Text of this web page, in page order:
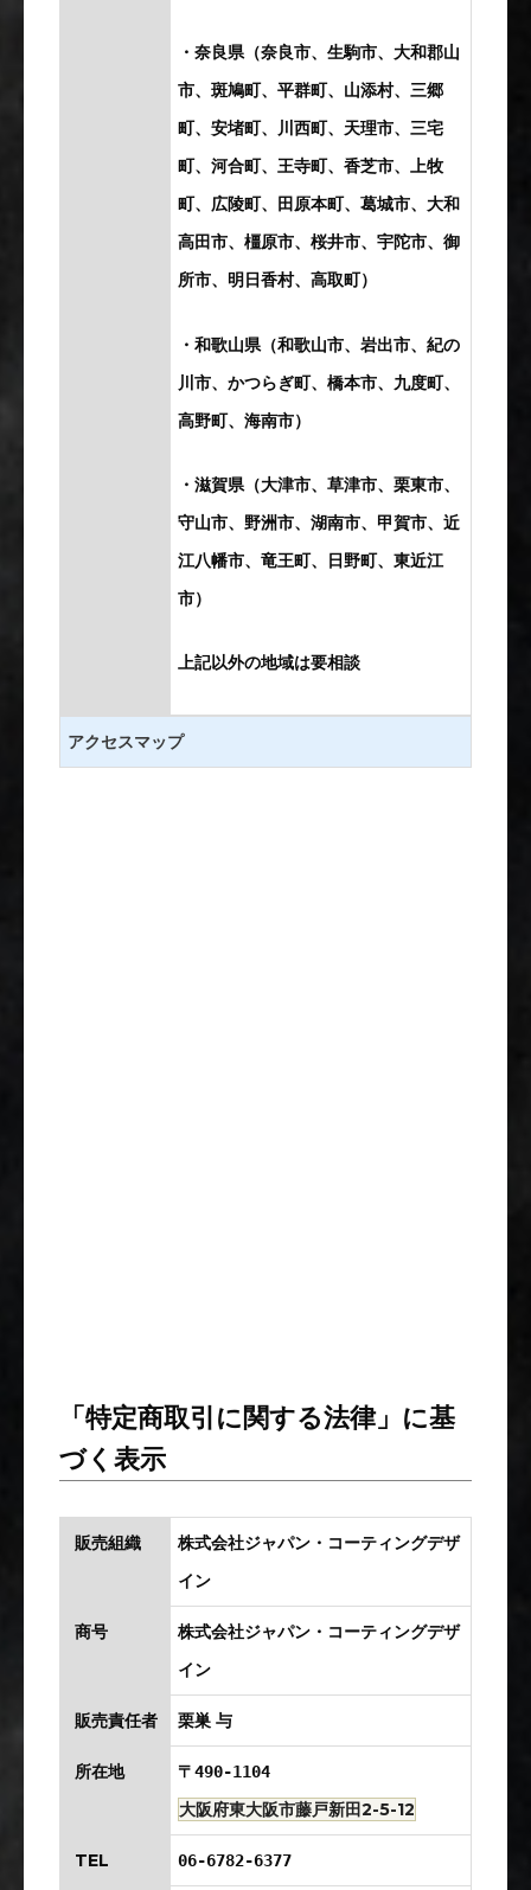
・奈良県（奈良市、生駒市、大和郡山
市、斑鳩町、平群町、山添村、三郷
町、安堵町、川西町、天理市、三宅
町、河合町、王寺町、香芝市、上牧
町、広陵町、田原本町、葛城市、大和
高田市、橿原市、桜井市、宇陀市、御
所市、明日香村、高取町）
・和歌山県（和歌山市、岩出市、紀の
川市、かつらぎ町、橋本市、九度町、
高野町、海南市）
・滋賀県（大津市、草津市、栗東市、
守山市、野洲市、湖南市、甲賀市、近
江八幡市、竜王町、日野町、東近江
市）
上記以外の地域は要相談
アクセスマップ
「特定商取引に関する法律」に基
づく表示
販売組織
株式会社ジャパン・コーティングデザ
イン
商号
株式会社ジャパン・コーティングデザ
イン
販売責任者 栗巣 与
所在地 〒490-1104
大阪府東大阪市藤戸新田2-5-12
TEL 06-6782-6377